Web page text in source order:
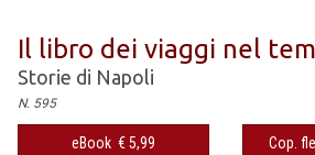
Il libro dei viaggi nel
Storie di Napoli
N. 595
eBook € 5,99 Cop.